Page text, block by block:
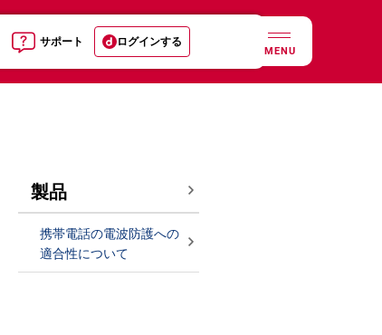
サポート ログインする
MENU
製品
携帯電話の電波防護への
適合性について